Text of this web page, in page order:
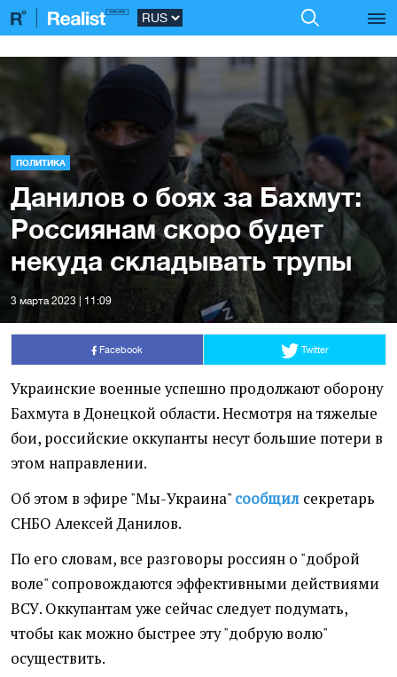
ПОЛИТИКА
Данилов о боях за Бахмут:
Россиянам скоро будет
некуда складывать трупы
3 марта 2023 | 11:09
Facebook Twitter
Украинские военные успешно продолжают оборону
Бахмута в Донецкой области. Несмотря на тяжелые
бои, российские оккупанты несут большие потери в
этом направлении.
Об этом в эфире "Мы-Украина" сообщил секретарь
СНБО Алексей Данилов.
По его словам, все разговоры россиян о "доброй
воле" сопровождаются эффективными действиями
ВСУ. Оккупантам уже сейчас следует подумать,
чтобы как можно быстрее эту "добрую волю"
осуществить.